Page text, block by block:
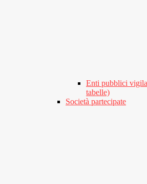
Enti pubblici
tabelle)
Società partecipate